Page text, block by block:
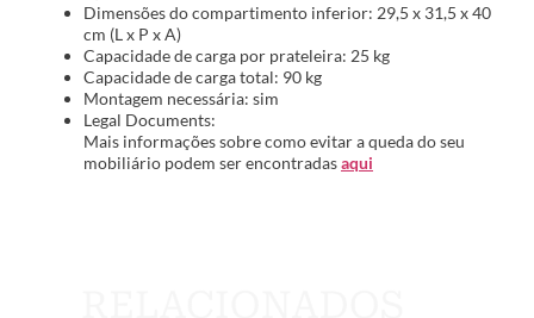
Dimensões do compartimento inferior: 29,5 x 31,5 x 40
cm (L x P x A)
Capacidade de carga por prateleira: 25 kg
Capacidade de carga total: 90 kg
Montagem necessária: sim
Legal Documents:
Mais informações sobre como evitar a queda do seu
mobiliário podem ser encontradasaqui